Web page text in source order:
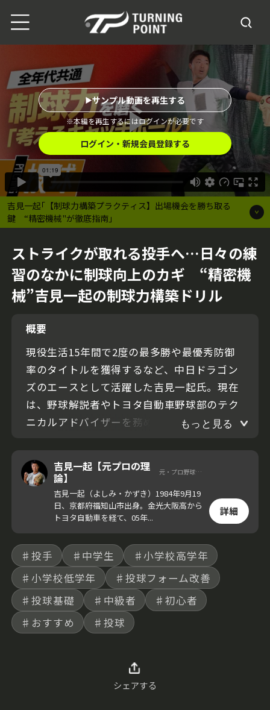
吉見一起｢【制球力構築プラクティス】出場機会を勝ち取る
鍵 “精密機械"が徹底指南｣
※本編を再生するにはログインが必要です
サンプル動画を再生する
ログイン・新規会員登録する
ストライクが取れる投手へ…日々の練
習のなかに制球向上のカギ “精密機
械”吉見一起の制球力構築ドリル
概要
現役生活15年間で2度の最多勝や最優秀防御
率のタイトルを獲得するなど、中日ドラゴン
ズのエースとして活躍した吉見一起氏。現在
は、野球解説者やトヨタ自動車野球部のテク
ニカルアドバイザーを務めながら、YouTube
を伝えている。
今回の動画で吉見氏が伝えるのは、コントロ
ールを磨くための『考えるキャッチボー
ル』。日々のキャッチボールのなかにコント
ロール向上のカギはある。
もっと見る
吉見一起【元プロの理
論】
元・プロ野球選手
吉見一起（よしみ・かずき）1984年9月19
日、京都府福知山市出身。金光大阪高から
トヨタ自動車を経て、05年...
詳細
♯投手 ♯中学生
♯小学校高学年
♯小学校低学年
♯投球フォーム改善
♯投球基礎
♯中級者
♯初心者
♯おすすめ
♯投球
シェアする